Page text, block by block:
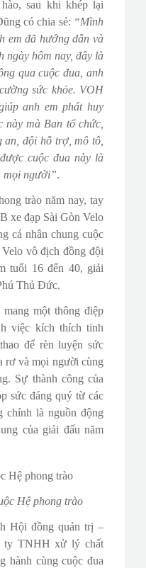
sau khi khép lại
có chia sẻ: “Mình
em đã hướng dẫn và
ngày hôm nay, đây là
qua cuộc đua, anh
sức khỏe. VOH
anh em phát huy
này mà Ban tổ chức,
an, đội hỗ trợ, mô tô,
cuộc đua này là
mọi người”.
trào năm nay, tay
xe đạp Sài Gòn Velo
cá nhân chung cuộc
vô địch đồng đội
tuổi 16 đến 40, giải
Thủ Đức.
một thông điệp
việc kích thích tinh
để rèn luyện sức
rơ và mọi người cùng
Sự thành công của
sức đáng quý từ các
chính là nguồn động
của giải đấu năm
Hệ phong trào
Hội đồng quản trị –
ty TNHH xử lý chất
hành cùng cuộc đua